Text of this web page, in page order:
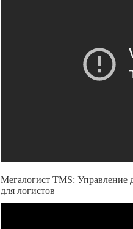
Мегалогист TMS: Управление
для логистов